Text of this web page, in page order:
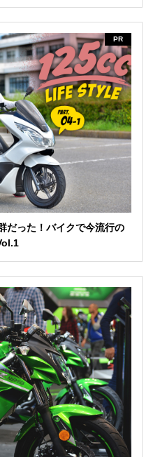
PR
だった！バイクで今流行の